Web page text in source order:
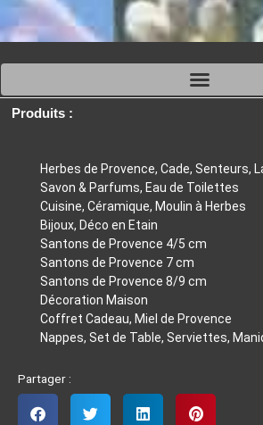
page
du
Produits :
Herbes de Provence, Cade, Senteurs,
Savon & Parfums, Eau de Toilettes
Cuisine, Céramique, Moulin à Herbes
Bijoux, Déco en Etain
Santons de Provence 4/5 cm
Santons de Provence 7 cm
Santons de Provence 8/9 cm
Décoration Maison
Coffret Cadeau, Miel de Provence
Nappes, Set de Table, Serviettes,
Partager :